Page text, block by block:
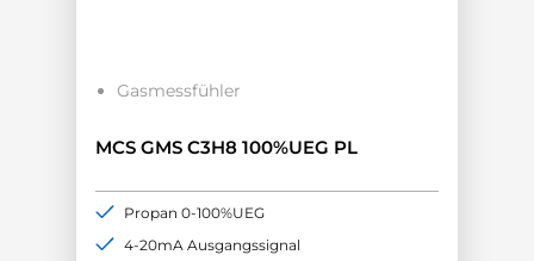
Gasmessfühler
MCS GMS C3H8 100%UEG PL
Propan 0-100%UEG
4-20mA Ausgangssignal